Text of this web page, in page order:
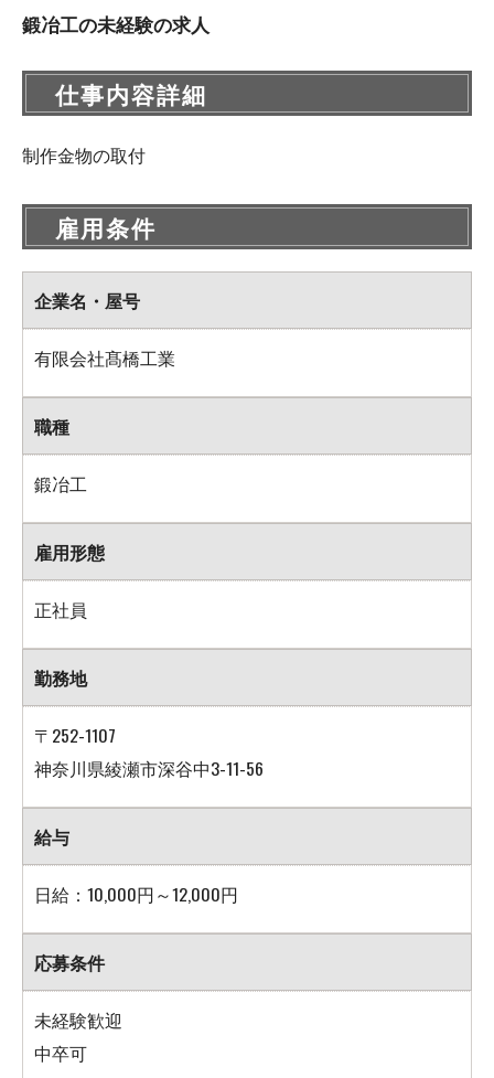
鍛冶工の未経験の求人
仕事内容詳細
制作金物の取付
雇用条件
企業名・屋号
有限会社髙橋工業
職種
鍛冶工
雇用形態
正社員
勤務地
〒252-1107
神奈川県綾瀬市深谷中3-11-56
給与
日給：10,000円～12,000円
応募条件
未経験歓迎
中卒可